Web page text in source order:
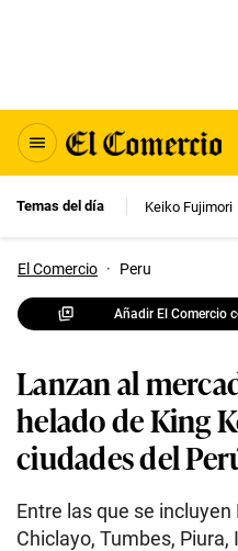
Temas del día Keiko Fujimori
El Comercio · Peru
Añadir El Comercio
Lanzan al
helado de King
ciudades del
Entre las que se incluyen
Chiclayo, Tumbes,